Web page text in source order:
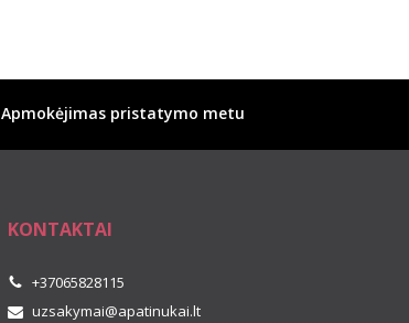
Apmokėjimas pristatymo metu
KONTAKTAI
+37065828115
uzsakymai@apatinukai.lt